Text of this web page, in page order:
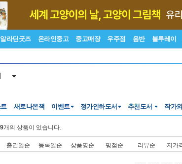
알라딘굿즈 온라인중고 중고매장 우주점 음반 블루레이
새로나온책 이벤트 정가인하도서 추천도서 작가
개의 상품이 있습니다.
출간일순 등록일순 상품명순 평점순 리뷰순 저가